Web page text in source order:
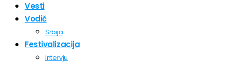
Vesti
Vodič
Srbija
Festivalizacija
Intervju